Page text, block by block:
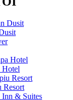
Hotel
Resort